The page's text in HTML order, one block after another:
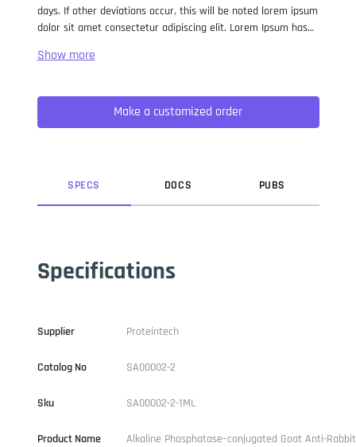
days. If other deviations occur, this will be noted lorem ipsum
dolor sit amet consectetur adipiscing elit. Lorem Ipsum has
when an unknown printer took a galley of type and
not only five centuries, but also the leap into electronic
typesetting, remaining essentially unchanged. It was
popularised in the 1960s with the release of Letraset sheets
Make a customized order
SPECS DOCS PUBS
Specifications
Supplier Proteintech
Catalog No SA00002-2
Sku SA00002-2-1ML
Product Name
Alkaline Phosphatase–conjugated Goat Anti-Rabbit